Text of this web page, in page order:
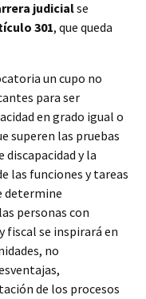
judicialse
301, que queda
un cupo no
para ser
en grado igual o
superen las pruebas
discapacidad y la
las funciones y tareas
determine
personas con
fiscal se inspirará en
no
de los procesos